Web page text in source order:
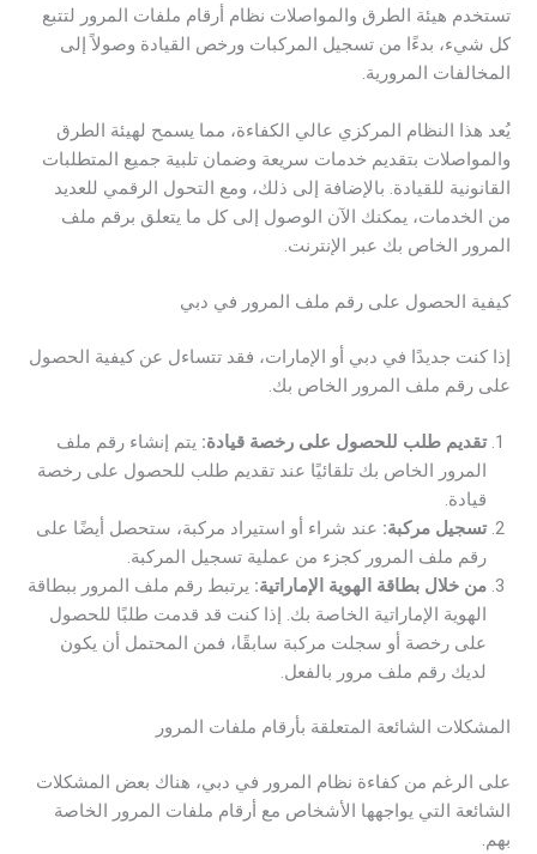
تستخدم هيئة الطرق والمواصلات نظام أرقام ملفات المرور لتتبع
كل شيء، بدءًا من تسجيل المركبات ورخص القيادة وصولاً إلى
المخالفات المرورية.
يُعد هذا النظام المركزي عالي الكفاءة، مما يسمح لهيئة الطرق
والمواصلات بتقديم خدمات سريعة وضمان تلبية جميع المتطلبات
القانونية للقيادة. بالإضافة إلى ذلك، ومع التحول الرقمي للعديد
من الخدمات، يمكنك الآن الوصول إلى كل ما يتعلق برقم ملف
المرور الخاص بك عبر الإنترنت.
كيفية الحصول على رقم ملف المرور في دبي
إذا كنت جديدًا في دبي أو الإمارات، فقد تتساءل عن كيفية الحصول
على رقم ملف المرور الخاص بك.
تقديم طلب للحصول على رخصة قيادة: يتم إنشاء رقم ملف
المرور الخاص بك تلقائيًا عند تقديم طلب للحصول على رخصة
قيادة.
تسجيل مركبة: عند شراء أو استيراد مركبة، ستحصل أيضًا على
رقم ملف المرور كجزء من عملية تسجيل المركبة.
من خلال بطاقة الهوية الإماراتية: يرتبط رقم ملف المرور ببطاقة
الهوية الإماراتية الخاصة بك. إذا كنت قد قدمت طلبًا للحصول
على رخصة أو سجلت مركبة سابقًا، فمن المحتمل أن يكون
لديك رقم ملف مرور بالفعل.
المشكلات الشائعة المتعلقة بأرقام ملفات المرور
على الرغم من كفاءة نظام المرور في دبي، هناك بعض المشكلات
الشائعة التي يواجهها الأشخاص مع أرقام ملفات المرور الخاصة
بهم.